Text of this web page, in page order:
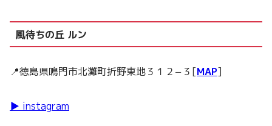
風待ちの丘 ルン
📍徳島県鳴門市北灘町折野東地３１２−３[MAP]
▶ instagram